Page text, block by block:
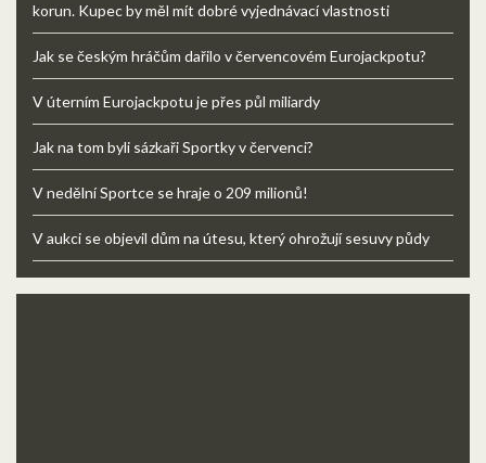
korun. Kupec by měl mít dobré vyjednávací vlastnosti
Jak se českým hráčům dařilo v červencovém Eurojackpotu?
V úterním Eurojackpotu je přes půl miliardy
Jak na tom byli sázkaři Sportky v červenci?
V nedělní Sportce se hraje o 209 milionů!
V aukci se objevil dům na útesu, který ohrožují sesuvy půdy